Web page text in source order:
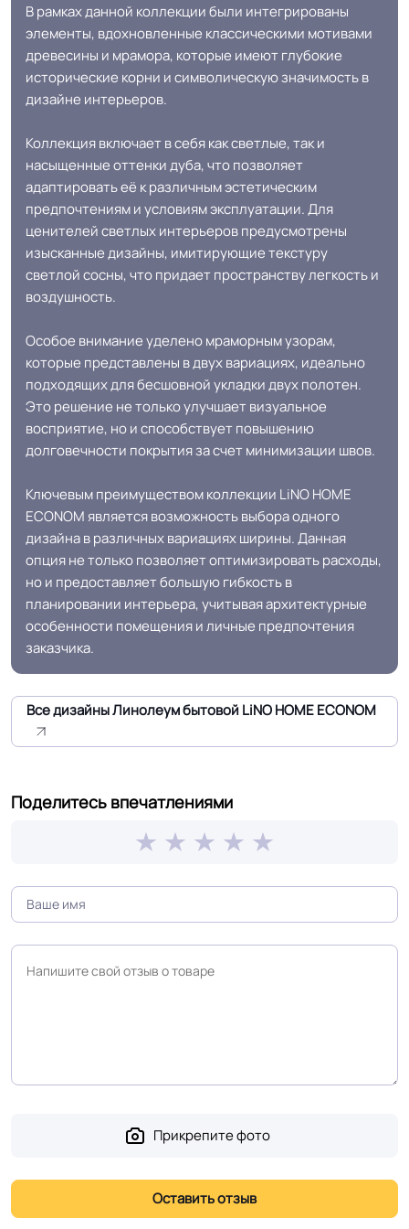
Особенности
коллекции
Тиснение с легким эффектом
древесных пор
Защитный слой 0.15 мм (150) мкм
Допуск изменения
+-10% мкм
Доп. защита рабочего
слоя
PU
Коэффициент
противоскольжения
Вес 1 м.кв. 1.4 кг
Срок службы 10 лет
Длина рулон. 30 м
Шумоизоляция 16 Дб
Форма поставки и мин.
партии
Опт. Розница.
(max +27C)
Система стыковки
швов
Холодная сварка
стенам
Плинтус ПВХ
Способ укладки
EUROBASE 425 / EUROPROF 522
Истираемость, не
площадка или завод
Сертифицирован на территории
В рамках данной коллекции были интегрированы
элементы, вдохновленные классическими мотивами
древесины и мрамора, которые имеют глубокие
исторические корни и символическую значимость в
дизайне интерьеров.
Коллекция включает в себя как светлые, так и
насыщенные оттенки дуба, что позволяет
адаптировать её к различным эстетическим
предпочтениям и условиям эксплуатации. Для
ценителей светлых интерьеров предусмотрены
изысканные дизайны, имитирующие текстуру
светлой сосны, что придает пространству легкость и
воздушность.
Особое внимание уделено мраморным узорам,
которые представлены в двух вариациях, идеально
подходящих для бесшовной укладки двух полотен.
Это решение не только улучшает визуальное
восприятие, но и способствует повышению
долговечности покрытия за счет минимизации швов.
Ключевым преимуществом коллекции LiNO HOME
ECONOM является возможность выбора одного
дизайна в различных вариациях ширины. Данная
опция не только позволяет оптимизировать расходы,
но и предоставляет большую гибкость в
планировании интерьера, учитывая архитектурные
особенности помещения и личные предпочтения
заказчика.
Все дизайны Линолеум бытовой LiNO HOME ECONOM
Поделитесь впечатлениями
Прикрепите фото